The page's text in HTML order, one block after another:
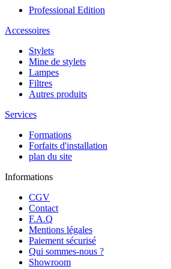
Professional Edition
Accessoires
Stylets
Mine de stylets
Lampes
Filtres
Autres produits
Services
Formations
Forfaits d'installation
plan du site
Informations
CGV
Contact
F.A.Q
Mentions légales
Paiement sécurisé
Qui sommes-nous ?
Showroom